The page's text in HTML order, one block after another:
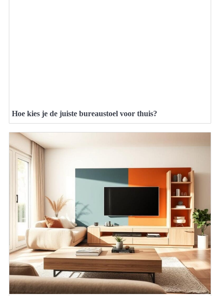
Hoe kies je de juiste bureaustoel voor thuis?